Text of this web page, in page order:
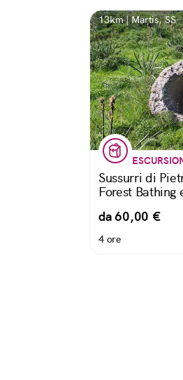
13km | Martis, SS
Sussurri di
Forest Bathing
da 60,00 €
4 ore